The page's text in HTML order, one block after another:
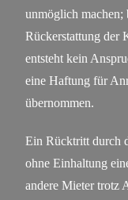
unmöglich machen;
Rückerstattung der
entsteht kein
eine Haftung für
übernommen.
Ein Rücktritt durch
ohne Einhaltung
andere Mieter trotz